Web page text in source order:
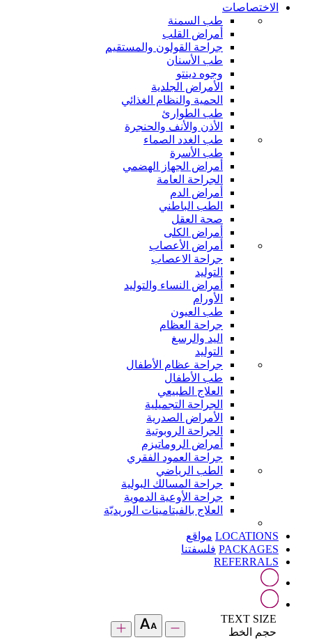
الاختصاصات
طب السمنة
أمراض القلب
جراحة القولون والمستقيم
طب الأسنان
وجوه دينتو
الأمراض الجلدية
الحمية والنظام الغذائي
طب الطوارئ
الأذن والأنف والحنجرة
طب الغدد الصماء
طب الأسرة
أمراض الجهاز الهضمي
الجراحة العامة
أمراض الدم
الطب الباطني
صحة العقل
أمراض الكلى
أمراض الأعصاب
جراحة الاعصاب
التوليد
أمراض النساء والتوليد
الأورام
طب العيون
جراحة العظام
اليد والرسغ
التوليد
جراحة عظام الأطفال
طب الأطفال
العلاج الطبيعي
الجراحة التجميلية
الأمراض الصدرية
الجراحة الروبوتية
أمراض الروماتيزم
جراحة العمود الفقري
الطب الرياضي
جراحة المسالك البولية
جراحة الأوعية الدموية
العلاج بالفيتامينات الوريديّة
LOCATIONS مواقع
PACKAGES فلسفتنا
REFERRALS
TEXT SIZE
حجم الخط